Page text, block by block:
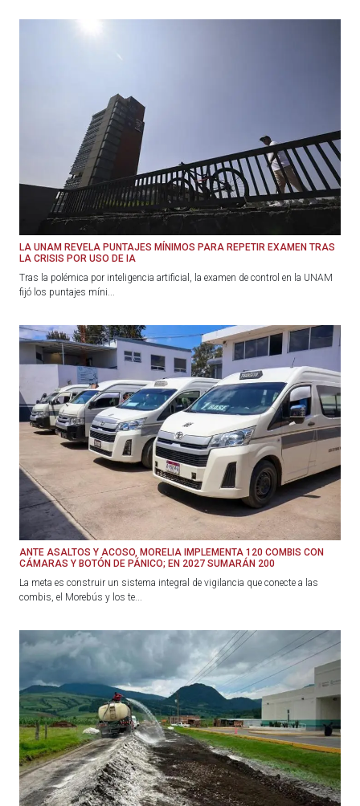
LA UNAM REVELA PUNTAJES MÍNIMOS PARA REPETIR EXAMEN TRAS
LA CRISIS POR USO DE IA
Tras la polémica por inteligencia artificial, la examen de control en la UNAM
fijó los puntajes míni...
ANTE ASALTOS Y ACOSO, MORELIA IMPLEMENTA 120 COMBIS CON
CÁMARAS Y BOTÓN DE PÁNICO; EN 2027 SUMARÁN 200
La meta es construir un sistema integral de vigilancia que conecte a las
combis, el Morebús y los te...